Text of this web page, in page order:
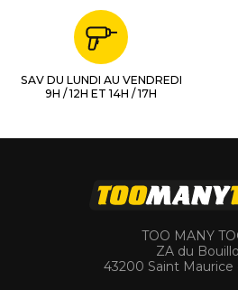
SAV DU LUNDI AU VENDREDI
9H / 12H ET 14H / 17H
TOO MANY
ZA du
43200 Saint Maurice